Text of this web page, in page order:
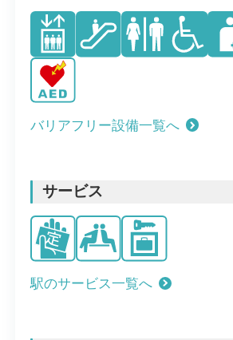
バリアフリー設備一覧へ
サービス
駅のサービス一覧へ